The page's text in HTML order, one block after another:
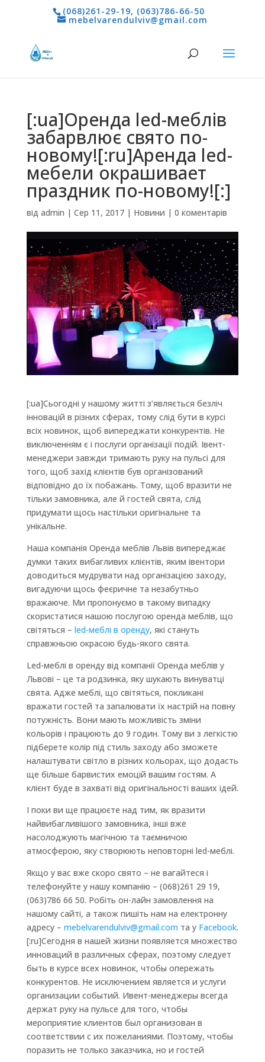
(068)261-29-19, (063)786-66-50
mebelvarendulviv@gmail.com
[:ua]Оренда led-меблів
забарвлює свято по-
новому![:ru]Аренда led-
мебели окрашивает
праздник по-новому![:]
від admin | Сер 11, 2017| Новини | 0 коментарів
[:ua]Сьогодні у нашому житті з’являється безліч
інновацій в різних сферах, тому слід бути в курсі
всіх новинок, щоб випереджати конкурентів. Не
виключенням є і послуги організації подій. Івент-
менеджери завжди тримають руку на пульсі для
того, щоб захід клієнтів був організований
відповідно до їх побажань. Тому, щоб вразити не
тільки замовника, але й гостей свята, слід
придумати щось настільки оригінальне та
унікальне.
Наша компанія Оренда меблів Львів випереджає
думки таких вибагливих клієнтів, яким івентори
доводиться мудрувати над організацією заходу,
вигадуючи щось феєричне та незабутньо
вражаюче. Ми пропонуємо в такому випадку
скористатися нашою послугою оренда меблів, що
світяться – led-меблі в оренду, які стануть
справжньою окрасою будь-якого свята.
Led-меблі в оренду від компанії Оренда меблів у
Львові – це та родзинка, яку шукають винуватці
свята. Адже меблі, що світяться, покликані
вражати гостей та запалювати їх настрій на повну
потужність. Вони мають можливість зміни
кольорів і працюють до 9 годин. Тому ви з легкістю
підберете колір під стиль заходу або зможете
налаштувати світло в різних кольорах, що додасть
ще більше барвистих емоцій вашим гостям. А
клієнт буде в захваті від оригінальності ваших ідей.
І поки ви ще працюєте над тим, як вразити
найвибагливішого замовника, інші вже
насолоджують магічною та таємничою
атмосферою, яку створюють неповторні led-меблі.
Якщо у вас вже скоро свято – не вагайтеся і
телефонуйте у нашу компанію – (068)261 29 19,
(063)786 66 50. Робіть он-лайн замовлення на
нашому сайті, а також пишіть нам на електронну
адресу – mebelvarendulviv@gmail.com та у Facebook.
[:ru]Сегодня в нашей жизни появляется множество
инноваций в различных сферах, поэтому следует
быть в курсе всех новинок, чтобы опережать
конкурентов. Не исключением является и услуги
организации событий. Ивент-менеджеры всегда
держат руку на пульсе для того, чтобы
мероприятие клиентов был организован в
соответствии с их пожеланиями. Поэтому, чтобы
поразить не только заказчика, но и гостей